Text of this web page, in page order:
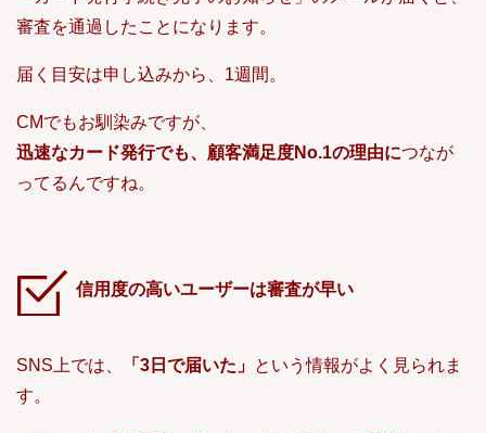
審査を通過したことになります。
届く目安は申し込みから、1週間。
CMでもお馴染みですが、
迅速なカード発行でも、顧客満足度No.1の理由につなが
ってるんですね。
信用度の高いユーザーは審査が早い
SNS上では、 「3日で届いた」 という情報がよく見られま
す。